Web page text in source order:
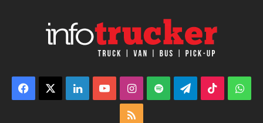
Facebook LinkedInYouTubeInstagram
Spotify TelegramTikTok